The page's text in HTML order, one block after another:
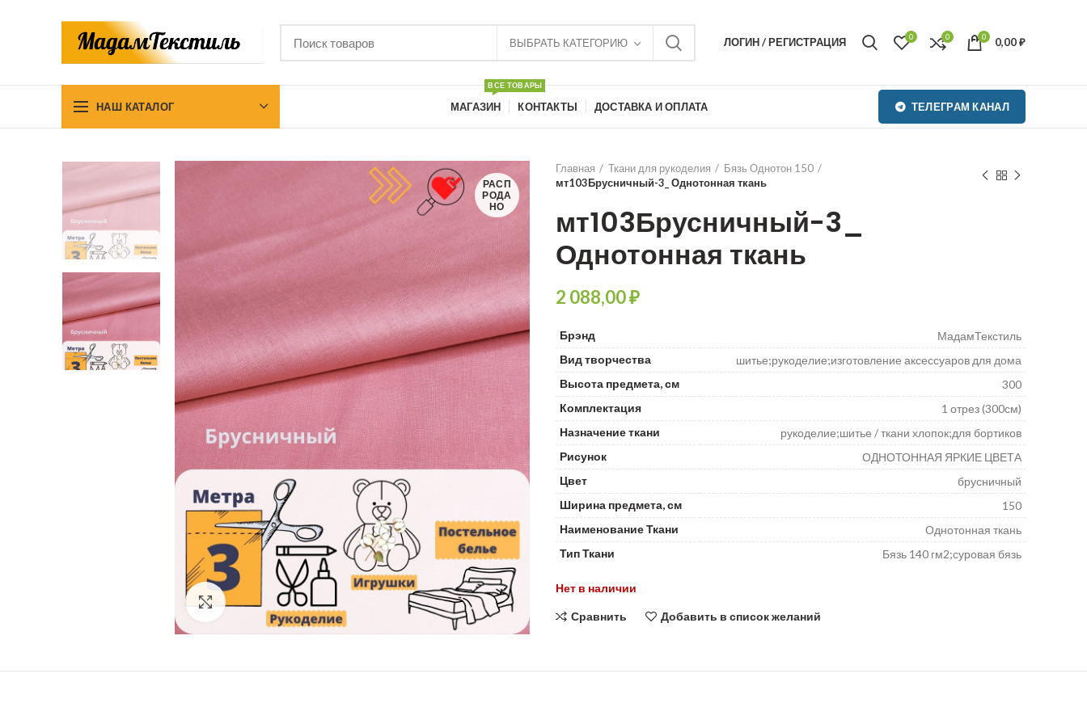
ВЫБРАТЬ КАТЕГОРИЮ ЛОГИН / РЕГИСТРАЦИЯ 0 0 0 0,00₽
НАШ КАТАЛОГ МАГАЗИН
ВСЕ ТОВАРЫ
КОНТАКТЫ ДОСТАВКА И ОПЛАТА ТЕЛЕГРАМ КАНАЛ
РАСП
РОДА
НО
Увеличить
Главная Ткани для рукоделия
Бязь Однотон 150
мт103Брусничный-3_ Однотонная ткань
мт103Брусничный-3_
Однотонная ткань
₽
Брэнд
МадамТекстиль
Вид творчества
шитье;рукоделие;изготовление аксессуаров для дома
Высота предмета, см
300
Комплектация
1 отрез (300см)
Назначение ткани
рукоделие;шитье / ткани хлопок;для бортиков
Рисунок
ОДНОТОННАЯ ЯРКИЕ ЦВЕТА
Цвет
брусничный
Ширина предмета, см
150
Наименование Ткани
Однотонная ткань
Тип Ткани
Бязь 140 гм2;суровая бязь
Нет в наличии
Сравнить Добавить в список желаний